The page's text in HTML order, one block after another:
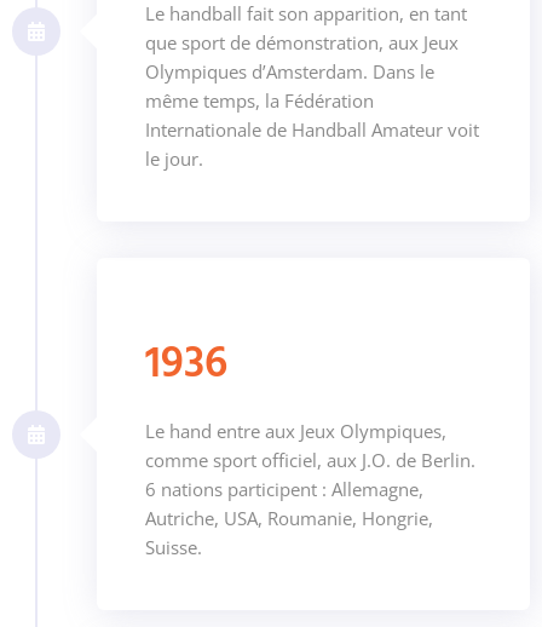
Le handball fait son apparition, en tant
que sport de démonstration, aux Jeux
Olympiques d’Amsterdam. Dans le
même temps, la Fédération
Internationale de Handball Amateur voit
le jour.
1936
Le hand entre aux Jeux Olympiques,
comme sport officiel, aux J.O. de Berlin.
6 nations participent : Allemagne,
Autriche, USA, Roumanie, Hongrie,
Suisse.